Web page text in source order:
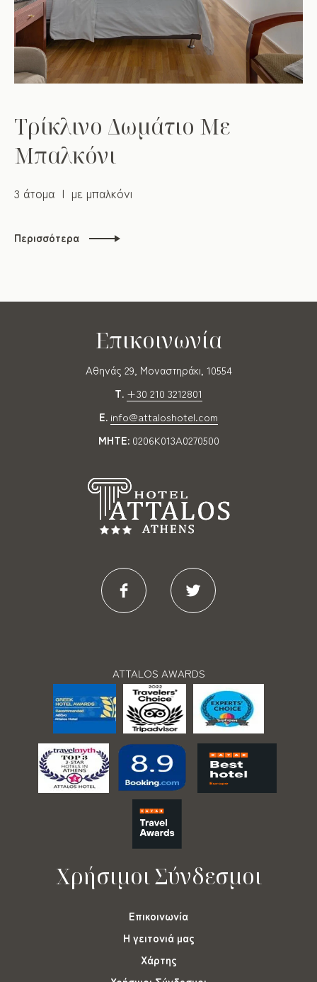
Τρίκλινο Δωμάτιο Με
Μπαλκόνι
3 άτομα με μπαλκόνι
Περισσότερα
Επικοινωνία
Αθηνάς 29, Μοναστηράκι, 10554
T. +30 210 3212801
E. info@attaloshotel.com
MHTE: 0206K013A0270500
ATTALOS AWARDS
Χρήσιμοι Σύνδεσμοι
Επικοινωνία
Η γειτονιά μας
Χάρτης